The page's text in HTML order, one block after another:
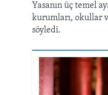
Yasanın üç temel
kurumları, okullar
söyledi.